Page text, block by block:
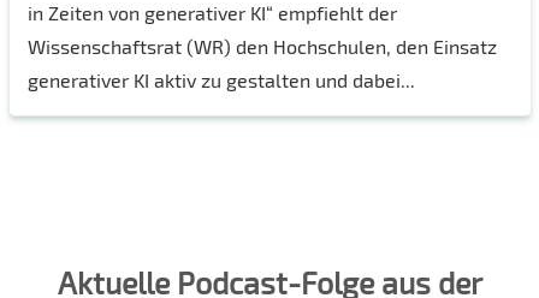
in Zeiten von generativer KI“ empfiehlt der
Wissenschaftsrat (WR) den Hochschulen, den Einsatz
generativer KI aktiv zu gestalten und dabei...
Aktuelle Podcast-Folge aus der